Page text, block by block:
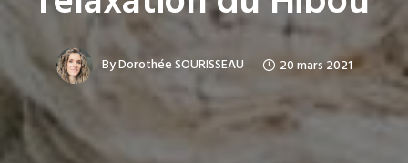
ByDorothée SOURISSEAU 20 mars 2021